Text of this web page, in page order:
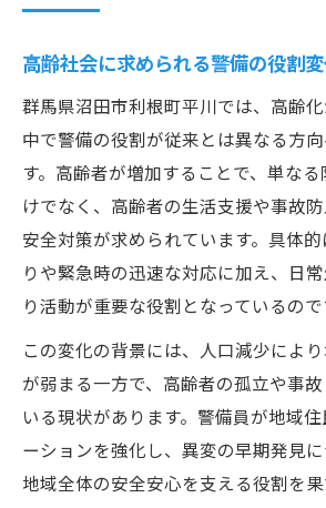
高齢社会に求められる警備の役割
群馬県沼田市利根町平川では、高齢
中で警備の役割が従来とは異なる方
す。高齢者が増加することで、単な
けでなく、高齢者の生活支援や事故
安全対策が求められています。具体
りや緊急時の迅速な対応に加え、日
り活動が重要な役割となっているので
この変化の背景には、人口減少によ
が弱まる一方で、高齢者の孤立や事
いる現状があります。警備員が地域
ーションを強化し、異変の早期発見に
地域全体の安全安心を支える役割を果